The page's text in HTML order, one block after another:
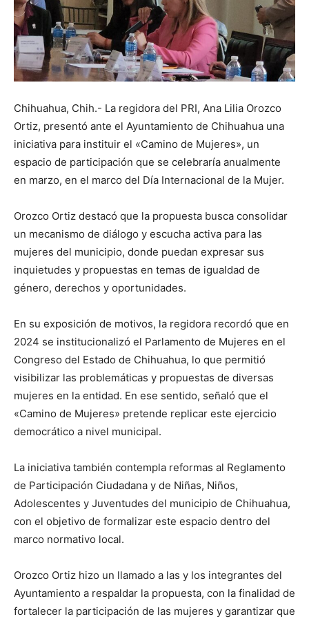
Chihuahua, Chih.- La regidora del PRI, Ana Lilia Orozco
Ortiz, presentó ante el Ayuntamiento de Chihuahua una
iniciativa para instituir el «Camino de Mujeres», un
espacio de participación que se celebraría anualmente
en marzo, en el marco del Día Internacional de la Mujer.
Orozco Ortiz destacó que la propuesta busca consolidar
un mecanismo de diálogo y escucha activa para las
mujeres del municipio, donde puedan expresar sus
inquietudes y propuestas en temas de igualdad de
género, derechos y oportunidades.
En su exposición de motivos, la regidora recordó que en
2024 se institucionalizó el Parlamento de Mujeres en el
Congreso del Estado de Chihuahua, lo que permitió
visibilizar las problemáticas y propuestas de diversas
mujeres en la entidad. En ese sentido, señaló que el
«Camino de Mujeres» pretende replicar este ejercicio
democrático a nivel municipal.
La iniciativa también contempla reformas al Reglamento
de Participación Ciudadana y de Niñas, Niños,
Adolescentes y Juventudes del municipio de Chihuahua,
con el objetivo de formalizar este espacio dentro del
marco normativo local.
Orozco Ortiz hizo un llamado a las y los integrantes del
Ayuntamiento a respaldar la propuesta, con la finalidad de
fortalecer la participación de las mujeres y garantizar que